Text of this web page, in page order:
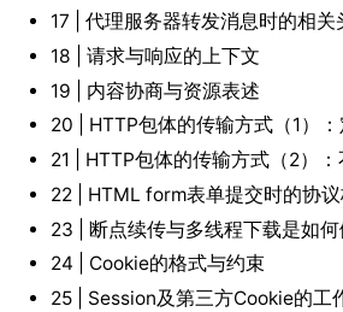
17 | 代理服务器转发消息时的相关
18 | 请求与响应的上下文
19 | 内容协商与资源表述
20 | HTTP包体的传输方式（1）
21 | HTTP包体的传输方式（2）
22 | HTML form表单提交时的协
23 | 断点续传与多线程下载是如何
24 | Cookie的格式与约束
25 | Session及第三方Cookie的工